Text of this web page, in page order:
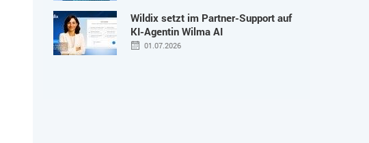
Wildix setzt im Partner-Support auf
KI-Agentin Wilma AI
01.07.2026